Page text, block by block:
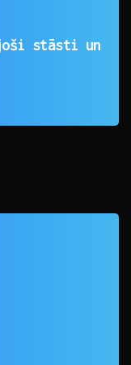
stāsti un